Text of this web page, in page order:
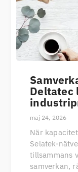
Deltatec
maj 24, 2026
När
Selatek-
tillsammans
samverkan,